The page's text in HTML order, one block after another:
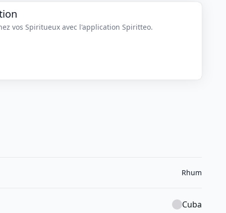
vos Spiritueux avec l'application Spiritteo.
Rhum
Cuba